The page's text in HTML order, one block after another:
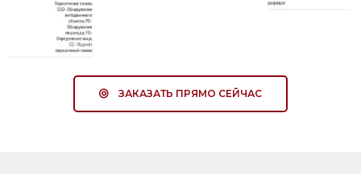
ЗАКАЗАТЬ ПРЯМО СЕЙЧАС